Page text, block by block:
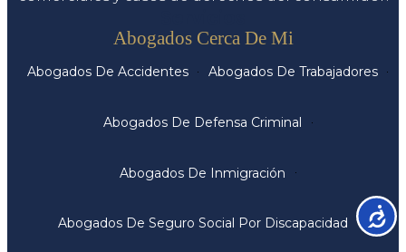
Abogados Cerca De Mi
Abogados De Accidentes Abogados De Trabajadores
Abogados De Defensa Criminal
Abogados De Inmigración
Abogados De Seguro Social Por Discapacidad